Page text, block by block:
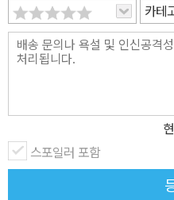
이는 상대평가와 더불어 절대평
원칙의 결과이다. 동화집 『지구
각 1편씩 총 6편과 역대수상자
들이 정해 놓은 규칙을 그대로
고 눈만 커진 이상한 세계의 아이
(「책 읽어 주는 아줌마」)부터,
자리를 찾아가는 아이의 이야기(
카테
스포일러 포함